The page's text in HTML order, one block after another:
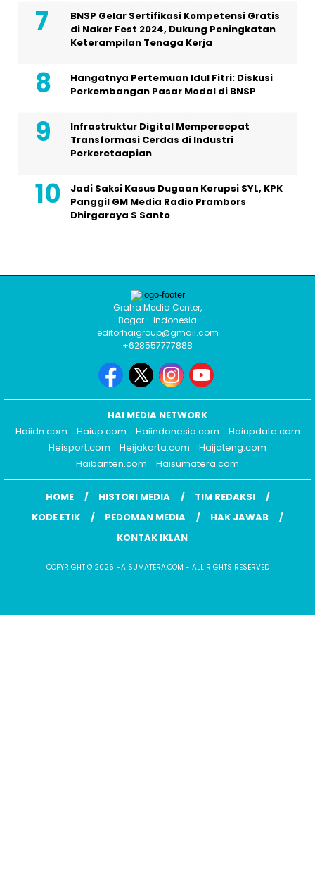
BNSP Gelar Sertifikasi Kompetensi Gratis
di Naker Fest 2024, Dukung Peningkatan
Keterampilan Tenaga Kerja
Hangatnya Pertemuan Idul Fitri: Diskusi
Perkembangan Pasar Modal di BNSP
Infrastruktur Digital Mempercepat
Transformasi Cerdas di Industri
Perkeretaapian
Jadi Saksi Kasus Dugaan Korupsi SYL, KPK
Panggil GM Media Radio Prambors
Dhirgaraya S Santo
Graha Media Center,
Bogor - Indonesia
editorhaigroup@gmail.com
+628557777888
HAI MEDIA NETWORK
Haiidn.com
Haiup.com Haiindonesia.com
Haiupdate.com
Heisport.com
Heijakarta.com
Haijateng.com
Haibanten.com
Haisumatera.com
HOME HISTORI MEDIA
TIM REDAKSI
KODE ETIK
PEDOMAN MEDIA
HAK JAWAB
KONTAK IKLAN
COPYRIGHT © 2026 HAISUMATERA.COM - ALL RIGHTS RESERVED